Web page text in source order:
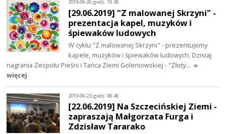
2019-06-26, godz. 18:38
[29.06.2019] "Z malowanej Skrzyni" -
prezentacja kapel, muzyków i
śpiewaków ludowych
W cyklu "Z malowanej Skrzyni" - prezentujemy
kapele, muzyków i śpiewaków ludowych. Dzisiaj
nagrania Zespołu Pieśni i Tańca Ziemi Goleniowskiej - "Złoty… »
więcej
2019-06-23, godz. 08:48
[22.06.2019] Na Szczecińskiej Ziemi -
zapraszają Małgorzata Furga i
Zdzisław Tararako